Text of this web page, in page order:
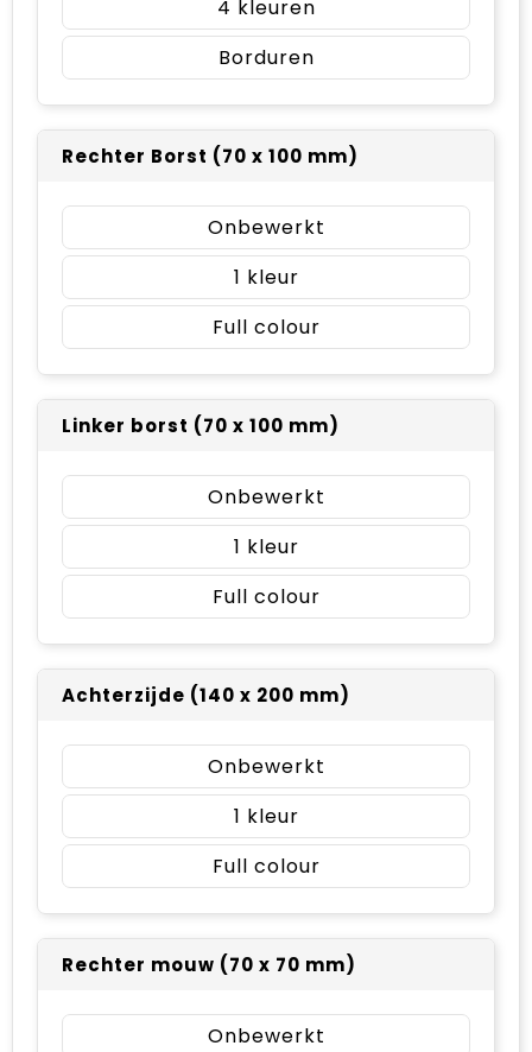
4
Borduren
Rechter Borst (70 x 100 mm)
Onbewerkt
1
Full colour
Linker borst (70 x 100 mm)
Onbewerkt
1
Full colour
Achterzijde (140 x 200 mm)
Onbewerkt
1
Full colour
Rechter mouw (70 x 70 mm)
Onbewerkt